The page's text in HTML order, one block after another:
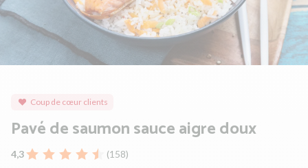
Coup de cœur clients
Pavé de saumon sauce aigre doux
4,3 (158)